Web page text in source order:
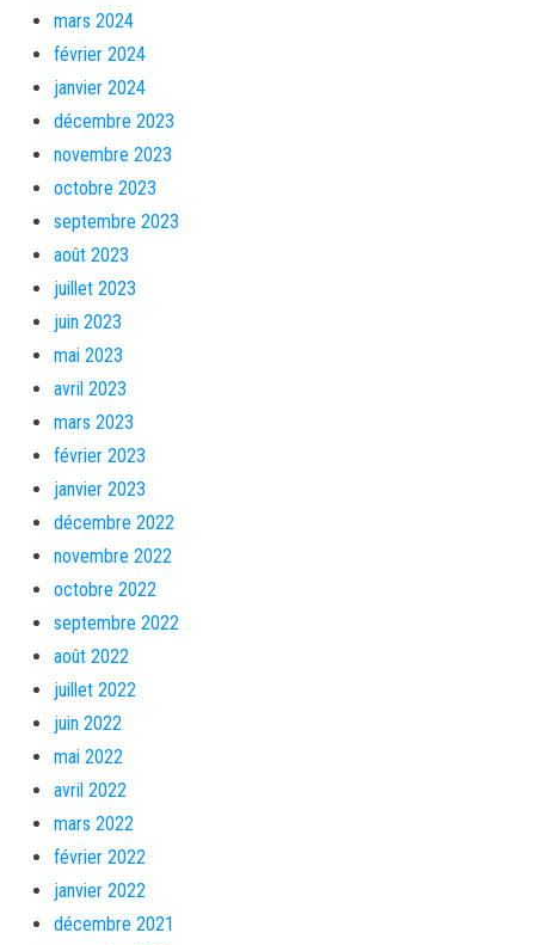
mars 2024
février 2024
janvier 2024
décembre 2023
novembre 2023
octobre 2023
septembre 2023
août 2023
juillet 2023
juin 2023
mai 2023
avril 2023
mars 2023
février 2023
janvier 2023
décembre 2022
novembre 2022
octobre 2022
septembre 2022
août 2022
juillet 2022
juin 2022
mai 2022
avril 2022
mars 2022
février 2022
janvier 2022
décembre 2021